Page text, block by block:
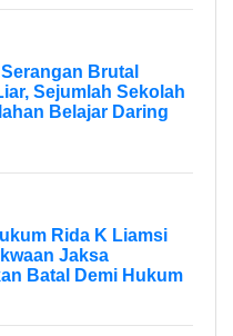
Brutal
Sejumlah Sekolah
Belajar Daring
Rida K Liamsi
Jaksa
Batal Demi Hukum